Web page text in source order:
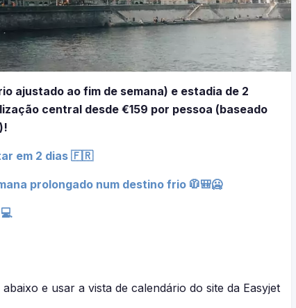
ajustado ao fim de semana) e estadia de 2
central desde €159 por pessoa (baseado
em 2 dias 🇫🇷
prolongado num destino frio 🧥🎒🥶
e usar a vista de calendário do site da Easyjet